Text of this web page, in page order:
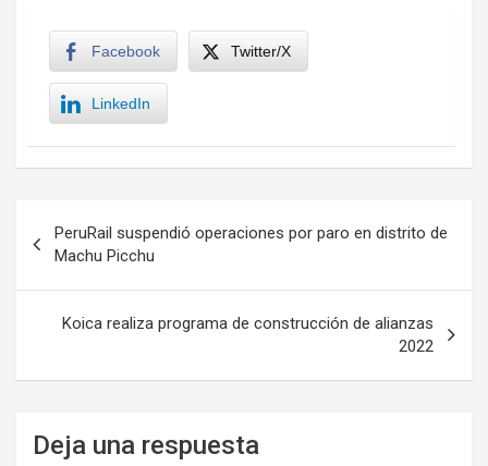
Facebook Twitter/X
LinkedIn
de
entradas
PeruRail suspendió operaciones por paro en distrito de
Machu Picchu
Koica realiza programa de construcción de alianzas
2022
Deja una respuesta